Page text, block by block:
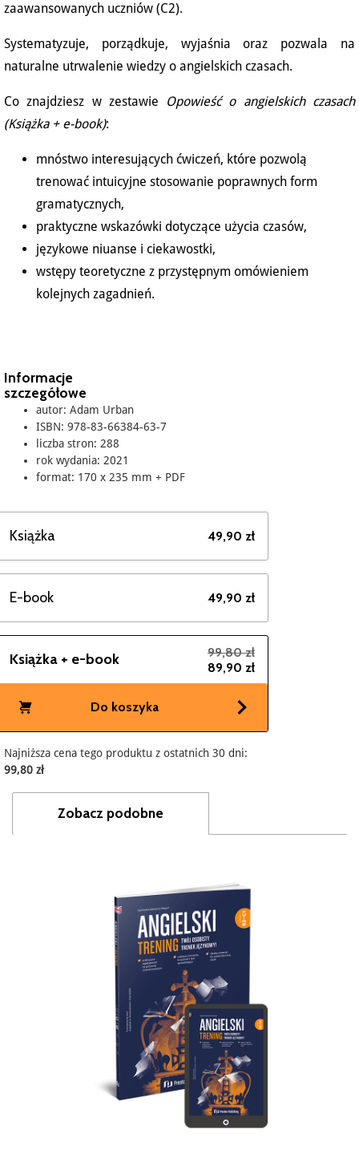
zaawansowanych uczniów (C2).
Systematyzuje, porządkuje, wyjaśnia oraz pozwala na
naturalne utrwalenie wiedzy o angielskich czasach.
Co znajdziesz w zestawie Opowieść o angielskich czasach
(Książka + e-book):
mnóstwo interesujących ćwiczeń, które pozwolą
trenować intuicyjne stosowanie poprawnych form
gramatycznych,
praktyczne wskazówki dotyczące użycia czasów,
językowe niuanse i ciekawostki,
wstępy teoretyczne z przystępnym omówieniem
kolejnych zagadnień.
Informacje
szczegółowe
autor: Adam Urban
ISBN: 978-83-66384-63-7
liczba stron: 288
rok wydania: 2021
format: 170 x 235 mm + PDF
Książka 49,90 zł
E-book 49,90 zł
Książka + e-book
99,80 zł
89,90 zł
Do koszyka
Najniższa cena tego produktu z ostatnich 30 dni:
99,80 zł
Zobacz podobne